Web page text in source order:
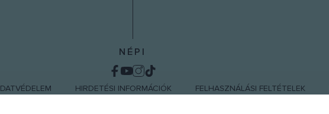
allow Google to enable storage related to personalization.
NÉPI
HIRDETÉSI INFORMÁCIÓK FELHASZNÁLÁSI FELTÉTELEK